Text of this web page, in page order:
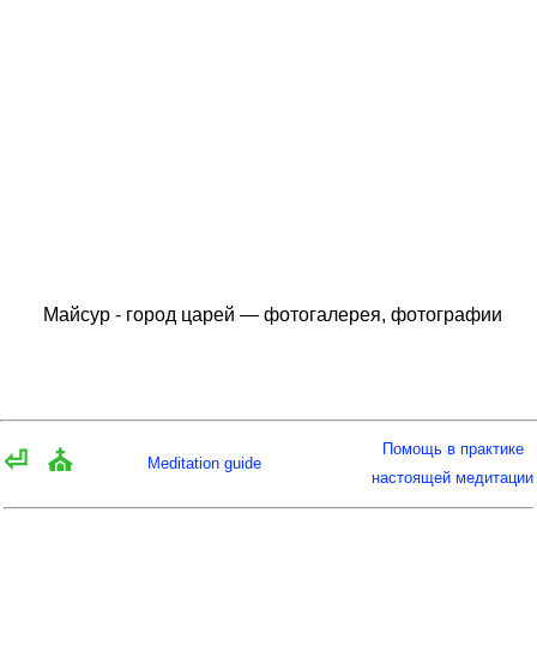
Майсур - город царей — фотогалерея, фотографии
⏎ ⛪ Meditation guide
Помощь в практике
настоящей медитации